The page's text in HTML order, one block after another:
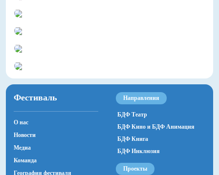
Фестиваль
О нас
Новости
Медиа
Команда
География фестиваля
Направления
БДФ Театр
БДФ Кино и БДФ Анимация
БДФ Книга
БДФ Инклюзия
Проекты